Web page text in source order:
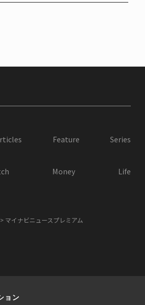
Feature Series
Money Life
マイナビニュースプレミアム
ョン